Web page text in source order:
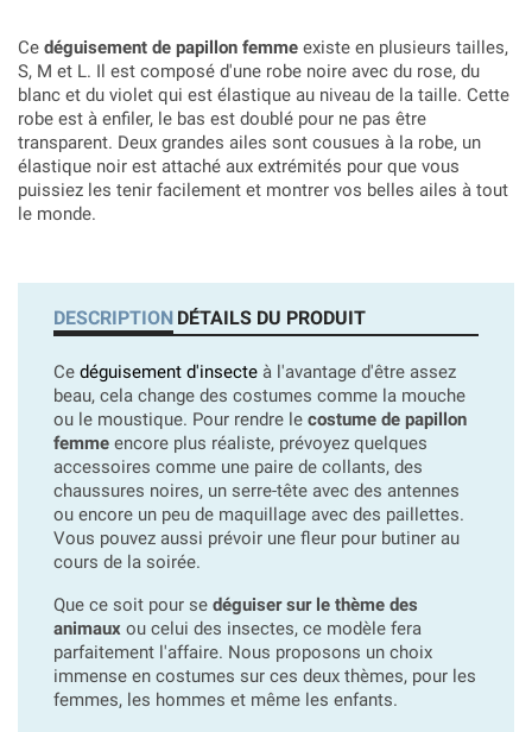
Ce déguisement de papillon femme existe en plusieurs tailles,
S, M et L. Il est composé d'une robe noire avec du rose, du
blanc et du violet qui est élastique au niveau de la taille. Cette
robe est à enfiler, le bas est doublé pour ne pas être
transparent. Deux grandes ailes sont cousues à la robe, un
élastique noir est attaché aux extrémités pour que vous
puissiez les tenir facilement et montrer vos belles ailes à tout
le monde.
DESCRIPTION DÉTAILS DU PRODUIT
Ce déguisement d'insecte à l'avantage d'être assez
beau, cela change des costumes comme la mouche
ou le moustique. Pour rendre le costume de papillon
femme encore plus réaliste, prévoyez quelques
accessoires comme une paire de collants, des
chaussures noires, un serre-tête avec des antennes
ou encore un peu de maquillage avec des paillettes.
Vous pouvez aussi prévoir une fleur pour butiner au
cours de la soirée.
Que ce soit pour se déguiser sur le thème des
animaux ou celui des insectes, ce modèle fera
parfaitement l'affaire. Nous proposons un choix
immense en costumes sur ces deux thèmes, pour les
femmes, les hommes et même les enfants.